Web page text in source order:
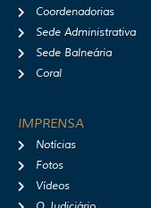
Coordenadorias
Sede Administrativa
Sede Balneária
Coral
IMPRENSA
Notícias
Fotos
Vídeos